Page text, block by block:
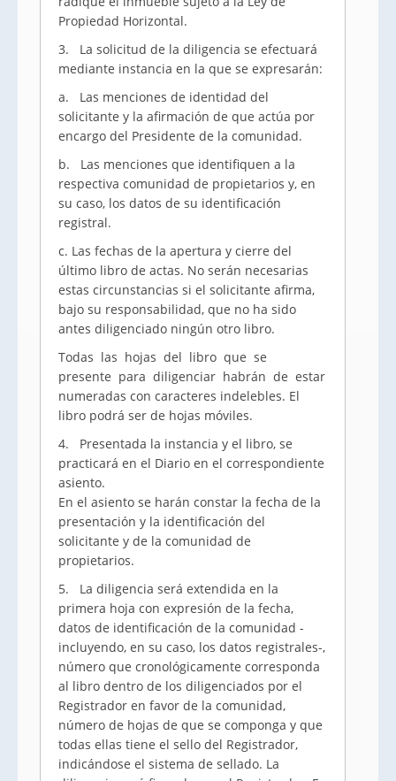
Propiedad Horizontal.
3. La solicitud de la diligencia se efectuará
mediante instancia en la que se expresarán:
a. Las menciones de identidad del
solicitante y la afirmación de que actúa por
encargo del Presidente de la comunidad.
b. Las menciones que identifiquen a la
respectiva comunidad de propietarios y, en
su caso, los datos de su identificación
registral.
c. Las fechas de la apertura y cierre del
último libro de actas. No serán necesarias
estas circunstancias si el solicitante afirma,
bajo su responsabilidad, que no ha sido
antes diligenciado ningún otro libro.
Todas las hojas del libro que se
presente para diligenciar habrán de estar
numeradas con caracteres indelebles. El
libro podrá ser de hojas móviles.
4. Presentada la instancia y el libro, se
practicará en el Diario en el correspondiente
asiento.
En el asiento se harán constar la fecha de la
presentación y la identificación del
solicitante y de la comunidad de
propietarios.
5. La diligencia será extendida en la
primera hoja con expresión de la fecha,
datos de identificación de la comunidad -
incluyendo, en su caso, los datos registrales-,
número que cronológicamente corresponda
al libro dentro de los diligenciados por el
Registrador en favor de la comunidad,
número de hojas de que se componga y que
todas ellas tiene el sello del Registrador,
indicándose el sistema de sellado. La